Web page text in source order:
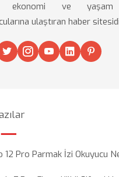
ekonomi ve yaşam
ulaştıran haber
12 Pro Parmak İzi Okuyucu